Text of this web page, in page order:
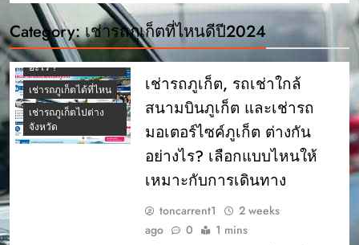
Category:เช่ารถภูเก็ตที่ไหนดีปี2024
ขับ
เช่ารถภูเก็ตรีวิว
เช่ารถภูเก็ตห้ามพลาด
อะไร ?
เช่ารถภูเก็ตได้ที่ไหน
เช่ารถภูเก็ตไปต่าง
จังหวัด
เช่ารถภูเก็ต, รถเช่าใกล้
สนามบินภูเก็ต และเช่ารถ
มอเตอร์ไซค์ภูเก็ต ต่างกัน
อย่างไร? เลือกแบบไหนให้
เหมาะกับการเดินทาง
toncarrent1
2 weeks
ago
0 1 mins